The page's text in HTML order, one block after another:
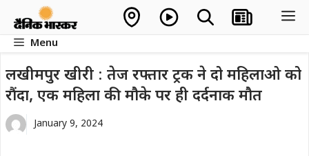
contentMenu
लखीमपुर खीरी : तेज रफ्तार ट्रक ने दो महिलाओ को
रौंदा, एक महिला की मौके पर ही दर्दनाक मौत
January 9, 2024